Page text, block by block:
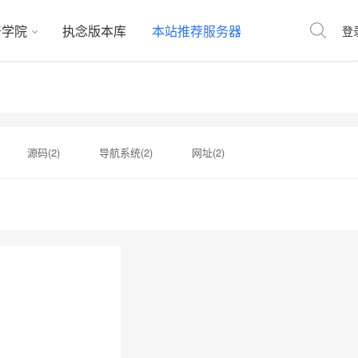
院 执念版本库 本站推荐服务器 登
源码(2) 导航系统(2) 网址(2)